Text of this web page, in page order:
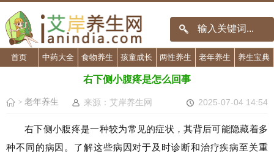
首页 中药大全 食物养生 孩童成长 两性养生 老年养生 养生宝典
右下侧小腹疼是怎么回事
> 老年养生 来源：艾岸养生网 2025-07-04 14:54
右下侧小腹疼是一种较为常见的症状，其背后可能隐藏着多
种不同的病因。了解这些病因对于及时诊断和治疗疾病至关重